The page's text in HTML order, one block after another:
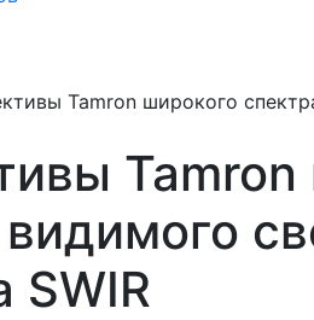
Tamron широкого
Tamron
SWIR